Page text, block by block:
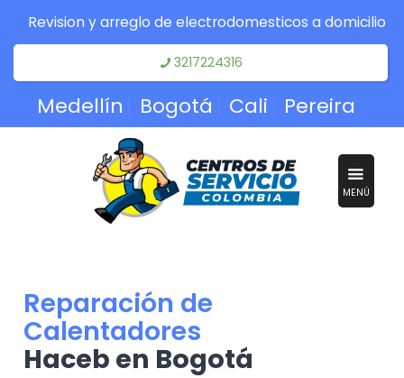
Revision y arreglo de electrodomesticos a domicilio
3217224316
Medellín Bogotá Cali Pereira
MENÚ
Reparación de
Calentadores
Haceb en Bogotá